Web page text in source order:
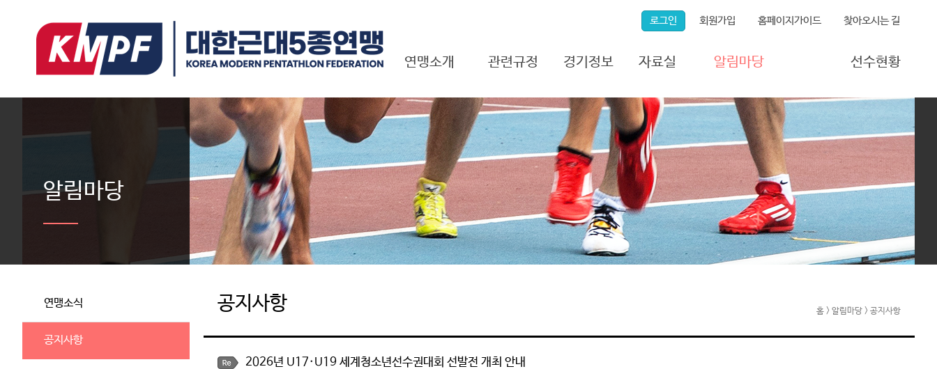
연맹소개
근대 5종이란?
회장 인사말
연혁
기구표
국제연맹현황
임원현황
비전 및 목표
관련규정
경기규정
연맹규정
경기정보
국내대회
국제대회
국제대회 결과
펜타TV
자료실
연구자료실
포토갤러리
동영상갤러리
보도자료
각종 서식
알림마당
연맹소식
공지사항
게시판
자주 묻는 질문
선수현황
등록선수현황
국가대표현황
로그인 회원가입 홈페이지가이드 찾아오시는 길
알림마당
연맹소식
공지사항
공지사항 홈 > 알림마당 > 공지사항
2026년 U17·U19 세계청소년선수권대회 선발전 개최 안내